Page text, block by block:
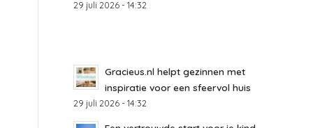
29 juli 2026 - 14:32
Gracieus.nl helpt gezinnen met
inspiratie voor een sfeervol huis
29 juli 2026 - 14:32